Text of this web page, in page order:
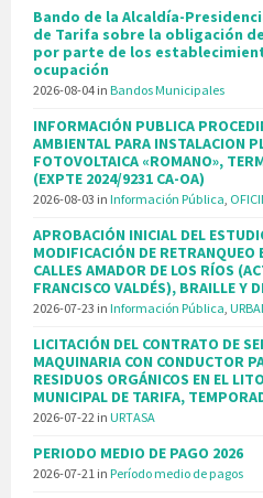
Bando de la Alcaldía-
de Tarifa sobre la obligación
por parte de los
ocupación
2026-08-04 in Bandos Municipales
INFORMACIÓN PUBLICA
AMBIENTAL PARA INSTALACION
FOTOVOLTAICA «ROMANO»,
(EXPTE 2024/9231 CA-OA)
2026-08-03 in Información Pública,
APROBACIÓN INICIAL DEL
MODIFICACIÓN DE RETRANQUEO
CALLES AMADOR DE LOS RÍOS
FRANCISCO VALDÉS), BRAILLE Y
2026-07-23 in Información Pública,
LICITACIÓN DEL CONTRATO DE
MAQUINARIA CON CONDUCTOR
RESIDUOS ORGÁNICOS EN EL
MUNICIPAL DE TARIFA,
2026-07-22 in URTASA
PERIODO MEDIO DE PAGO 2026
2026-07-21 in Período medio de pagos